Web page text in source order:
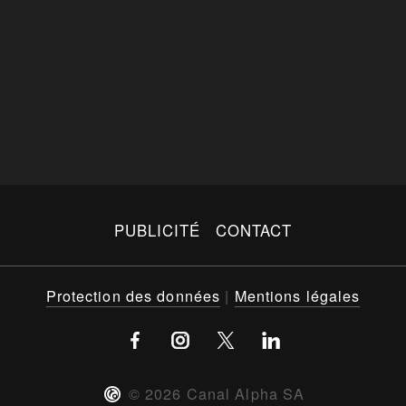
PUBLICITÉ CONTACT
© 2026 Canal Alpha SA
Protection des données | Mentions légales